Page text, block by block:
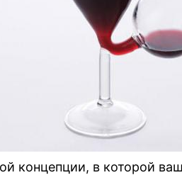
концепции, в которой